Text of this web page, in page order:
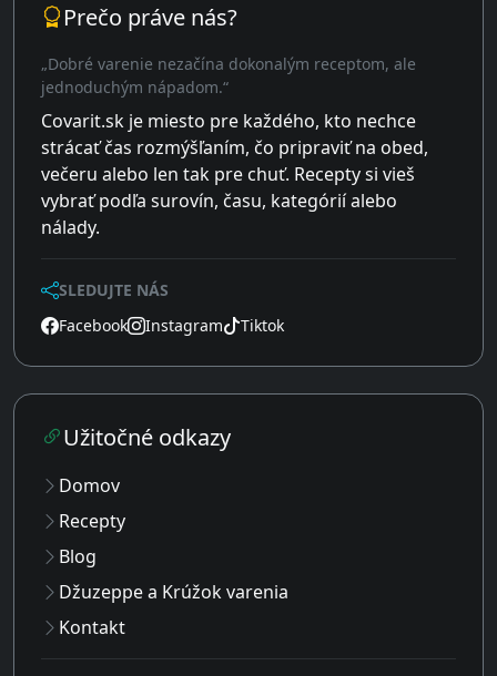
Prečo práve nás?
„Dobré varenie nezačína dokonalým receptom, ale
jednoduchým nápadom.“
Covarit.sk je miesto pre každého, kto nechce
strácať čas rozmýšľaním, čo pripraviť na obed,
večeru alebo len tak pre chuť. Recepty si vieš
vybrať podľa surovín, času, kategórií alebo
nálady.
SLEDUJTE NÁS
Facebook
Instagram Tiktok
Užitočné odkazy
Domov
Recepty
Blog
Džuzeppe a Krúžok varenia
Kontakt